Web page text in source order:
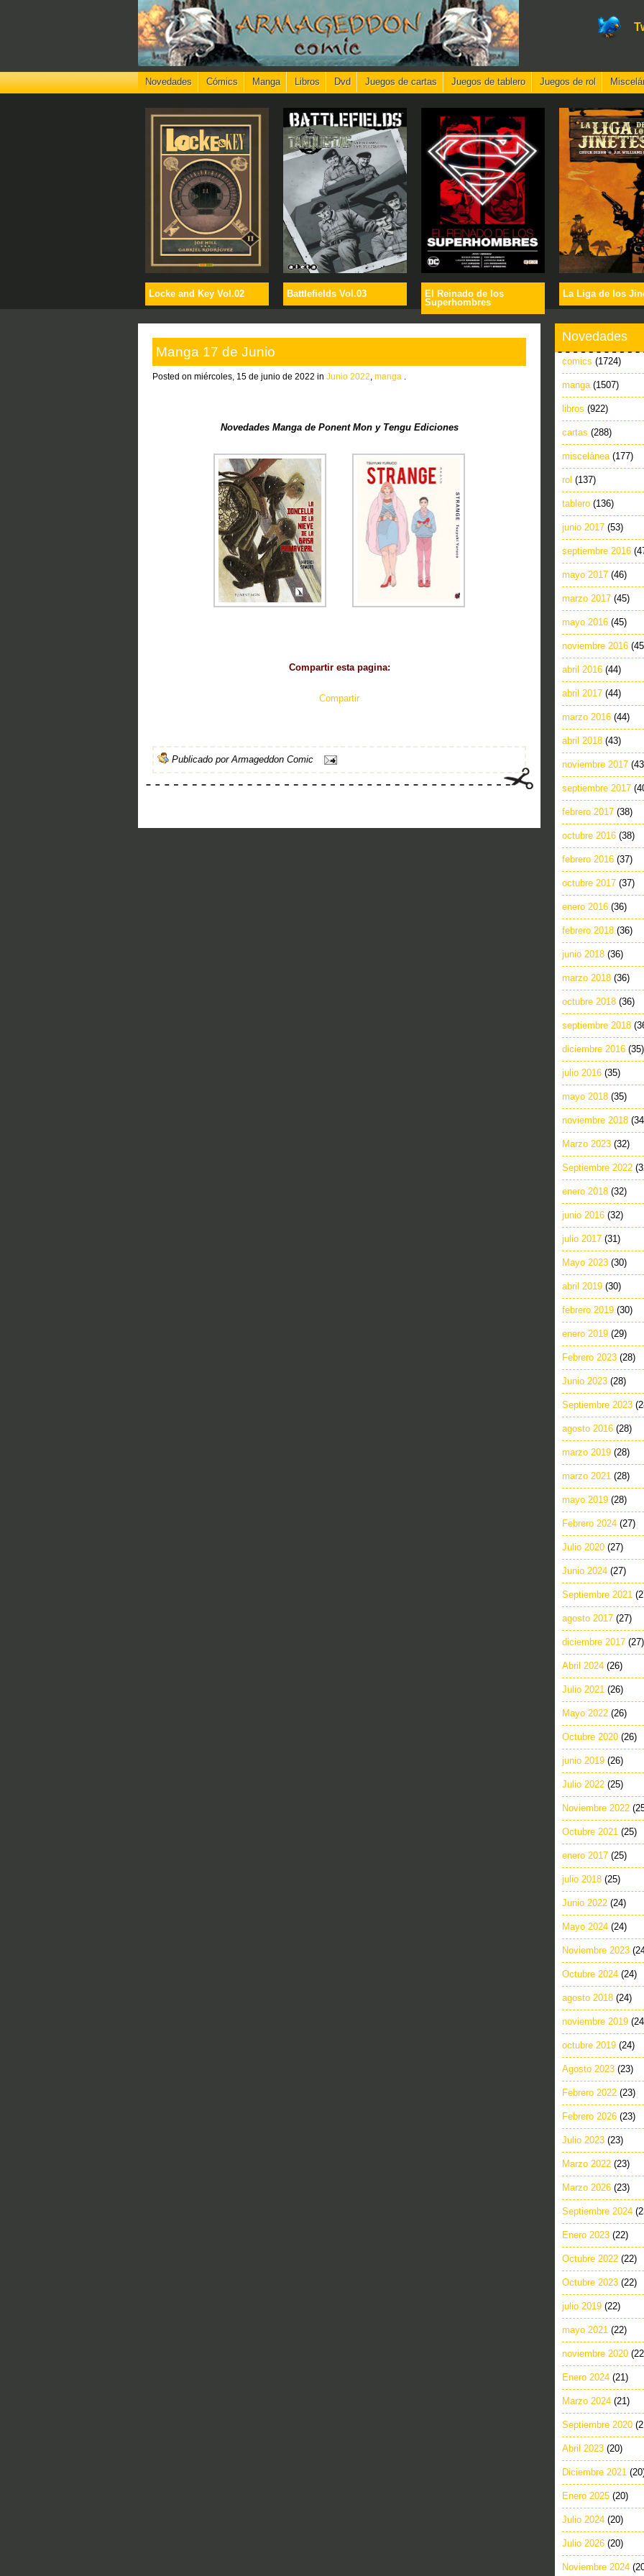
Novedades Cómics Manga Libros Dvd Juegos de cartas Juegos de tablero Juegos de rol
Locke and Key Vol.02 Battlefields Vol.03
El Reinado de los
Superhombres
La Liga de los
Manga 17 de Junio
Posted on miércoles, 15 de junio de 2022 in Junio 2022 manga
Novedades Manga de Ponent Mon y Tengu Ediciones
Compartir esta pagina:
Compartir
Publicado porArmageddon Comic
Novedades
comics (1724)
manga (1507)
libros (922)
cartas (288)
miscelánea (177)
rol (137)
tablero (136)
junio 2017 (53)
septiembre 2016
mayo 2017 (46)
marzo 2017 (45)
mayo 2016 (45)
noviembre 2016
abril 2016 (44)
abril 2017 (44)
marzo 2016 (44)
abril 2018 (43)
noviembre 2017
septiembre 2017
febrero 2017 (38)
octubre 2016 (38)
febrero 2016 (37)
octubre 2017 (37)
enero 2016 (36)
febrero 2018 (36)
junio 2018 (36)
marzo 2018 (36)
octubre 2018 (36)
septiembre 2018
diciembre 2016 (35)
julio 2016 (35)
mayo 2018 (35)
noviembre 2018
Marzo 2023 (32)
Septiembre 2022
enero 2018 (32)
junio 2016 (32)
julio 2017 (31)
Mayo 2023 (30)
abril 2019 (30)
febrero 2019 (30)
enero 2019 (29)
Febrero 2023 (28)
Junio 2023 (28)
Septiembre 2023
agosto 2016 (28)
marzo 2019 (28)
marzo 2021 (28)
mayo 2019 (28)
Febrero 2024 (27)
Julio 2020 (27)
Junio 2024 (27)
Septiembre 2021
agosto 2017 (27)
diciembre 2017 (27)
Abril 2024 (26)
Julio 2021 (26)
Mayo 2022 (26)
Octubre 2020 (26)
junio 2019 (26)
Julio 2022 (25)
Noviembre 2022
Octubre 2021 (25)
enero 2017 (25)
julio 2018 (25)
Junio 2022 (24)
Mayo 2024 (24)
Noviembre 2023
Octubre 2024 (24)
agosto 2018 (24)
noviembre 2019
octubre 2019 (24)
Agosto 2023 (23)
Febrero 2022 (23)
Febrero 2026 (23)
Julio 2023 (23)
Marzo 2022 (23)
Marzo 2026 (23)
Septiembre 2024
Enero 2023 (22)
Octubre 2022 (22)
Octubre 2023 (22)
julio 2019 (22)
mayo 2021 (22)
noviembre 2020
Enero 2024 (21)
Marzo 2024 (21)
Septiembre 2020
Abril 2023 (20)
Diciembre 2021
Enero 2025 (20)
Julio 2024 (20)
Julio 2026 (20)
Noviembre 2024